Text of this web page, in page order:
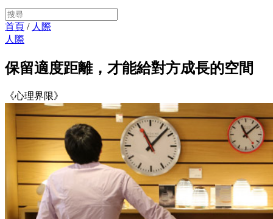
首頁 / 人際
人際
保留適度距離，才能給對方成長的空間
《心理界限》